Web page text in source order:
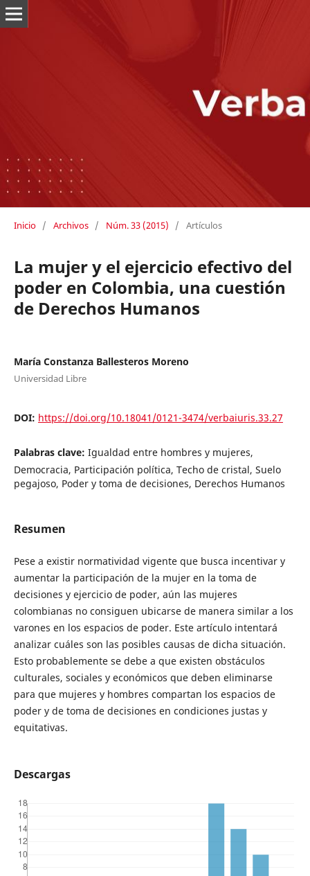
Inicio / Archivos / Núm. 33 (2015) / Artículos
La mujer y el ejercicio efectivo del
poder en Colombia, una cuestión
de Derechos Humanos
María Constanza Ballesteros Moreno
Universidad Libre
DOI: https://doi.org/10.18041/0121-3474/verbaiuris.33.27
Palabras clave: Igualdad entre hombres y mujeres,
Democracia, Participación política, Techo de cristal, Suelo
pegajoso, Poder y toma de decisiones, Derechos Humanos
Resumen
Pese a existir normatividad vigente que busca incentivar y
aumentar la participación de la mujer en la toma de
decisiones y ejercicio de poder, aún las mujeres
colombianas no consiguen ubicarse de manera similar a los
varones en los espacios de poder. Este artículo intentará
analizar cuáles son las posibles causas de dicha situación.
Esto probablemente se debe a que existen obstáculos
culturales, sociales y económicos que deben eliminarse
para que mujeres y hombres compartan los espacios de
poder y de toma de decisiones en condiciones justas y
equitativas.
Descargas